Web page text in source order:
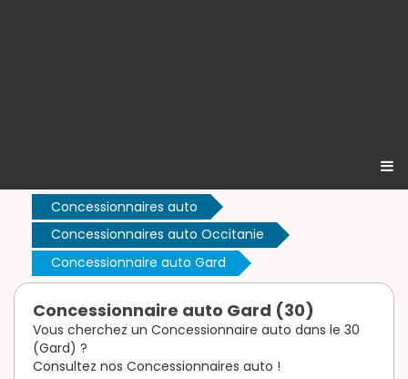
Concessionnaires auto
Concessionnaires auto Occitanie
Concessionnaire auto Gard
Concessionnaire auto Gard (30)
Vous cherchez un Concessionnaire auto dans le 30
(Gard) ?
Consultez nos Concessionnaires auto !